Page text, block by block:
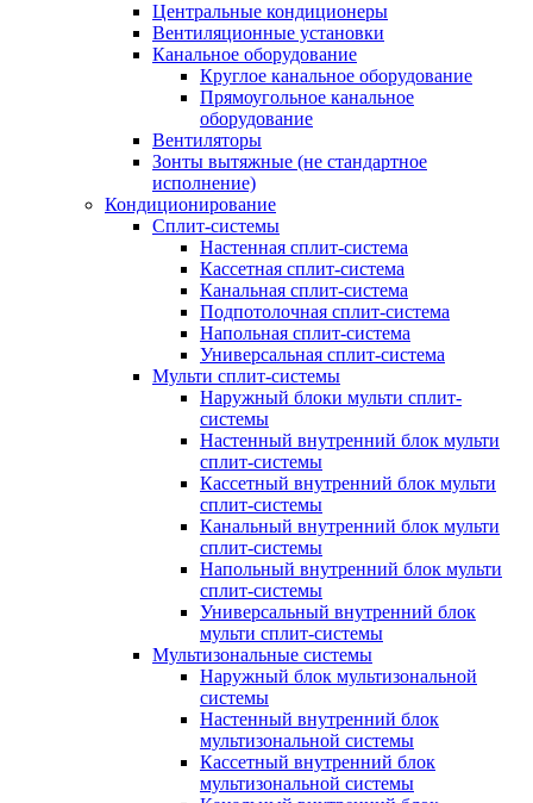
Центральные кондиционеры
Вентиляционные установки
Канальное оборудование
Круглое канальное оборудование
Прямоугольное канальное
оборудование
Вентиляторы
Зонты вытяжные (не стандартное
исполнение)
Кондиционирование
Сплит-системы
Настенная сплит-система
Кассетная сплит-система
Канальная сплит-система
Подпотолочная сплит-система
Напольная сплит-система
Универсальная сплит-система
Мульти сплит-системы
Наружный блоки мульти сплит-
системы
Настенный внутренний блок мульти
сплит-системы
Кассетный внутренний блок мульти
сплит-системы
Канальный внутренний блок мульти
сплит-системы
Напольный внутренний блок мульти
сплит-системы
Универсальный внутренний блок
мульти сплит-системы
Мультизональные системы
Наружный блок мультизональной
системы
Настенный внутренний блок
мультизональной системы
Кассетный внутренний блок
мультизональной системы